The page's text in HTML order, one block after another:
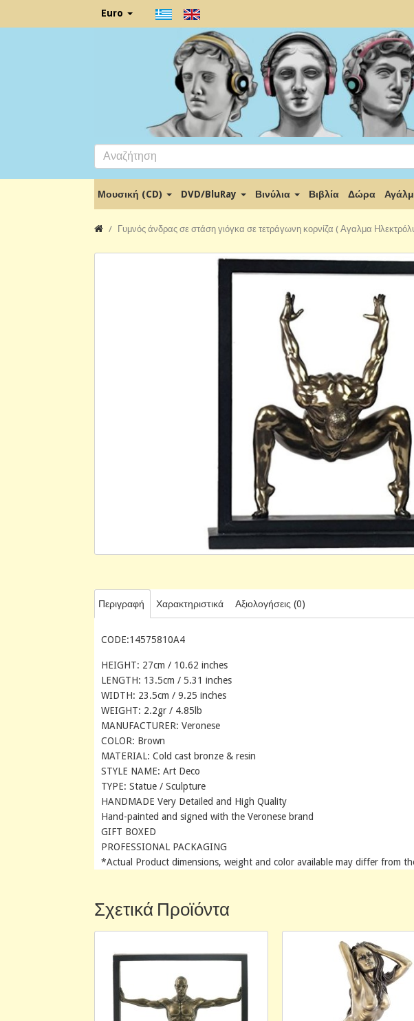
Euro
Μουσική (CD) DVD/BluRay Βινύλια Βιβλία Δώρα
Γυμνός άνδρας σε στάση γιόγκα σε τετράγωνη κορνίζα ( Αγαλμα
Περιγραφή Χαρακτηριστικά Αξιολογήσεις (0)
CODE:14575810A4
HEIGHT: 27cm / 10.62 inches
LENGTH: 13.5cm / 5.31 inches
WIDTH: 23.5cm / 9.25 inches
WEIGHT: 2.2gr / 4.85lb
MANUFACTURER: Veronese
COLOR: Brown
MATERIAL: Cold cast bronze & resin
STYLE NAME: Art Deco
TYPE: Statue / Sculpture
HANDMADE Very Detailed and High Quality
Hand-painted and signed with the Veronese brand
GIFT BOXED
PROFESSIONAL PACKAGING
*Actual Product dimensions, weight and color available may differ from
Σχετικά Προϊόντα